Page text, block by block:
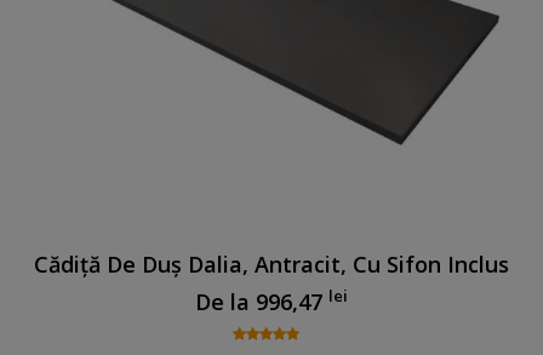
Cădiță De Duș Dalia, Antracit, Cu Sifon Inclus
De la 996,47 lei